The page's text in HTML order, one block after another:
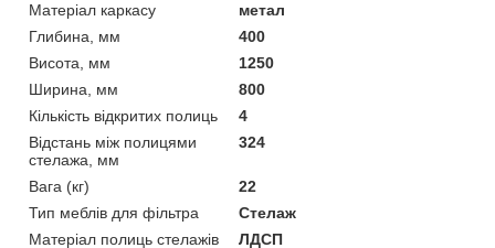
Матеріал каркасу
метал
Глибина, мм
400
Висота, мм
1250
Ширина, мм
800
Кількість відкритих полиць
4
Відстань між полицями
стелажа, мм
324
Вага (кг)
22
Тип меблів для фільтра
Стелаж
Матеріал полиць стелажів
ЛДСП